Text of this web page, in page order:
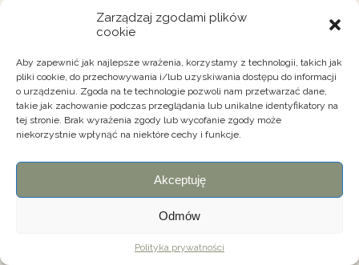
Zarządzaj zgodami plików
cookie
Aby zapewnić jak najlepsze wrażenia, korzystamy z technologii, takich jak
pliki cookie, do przechowywania i/lub uzyskiwania dostępu do informacji
o urządzeniu. Zgoda na te technologie pozwoli nam przetwarzać dane,
takie jak zachowanie podczas przeglądania lub unikalne identyfikatory na
tej stronie. Brak wyrażenia zgody lub wycofanie zgody może
niekorzystnie wpłynąć na niektóre cechy i funkcje.
Akceptuję
Odmów
Polityka prywatności